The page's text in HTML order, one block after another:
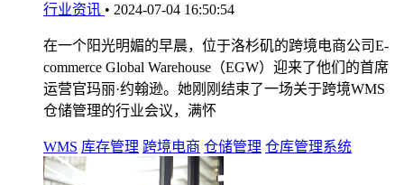
行业资讯 • 2024-07-04 16:50:54
在一个阳光明媚的早晨，位于洛杉矶的跨境电商公司E-
commerce Global Warehouse（EGW）迎来了他们的首席
运营官玛丽·约翰逊。她刚刚结束了一场关于跨境WMS
仓储管理的行业会议，满怀
WMS 库存管理 跨境电商 仓储管理 仓库管理系统